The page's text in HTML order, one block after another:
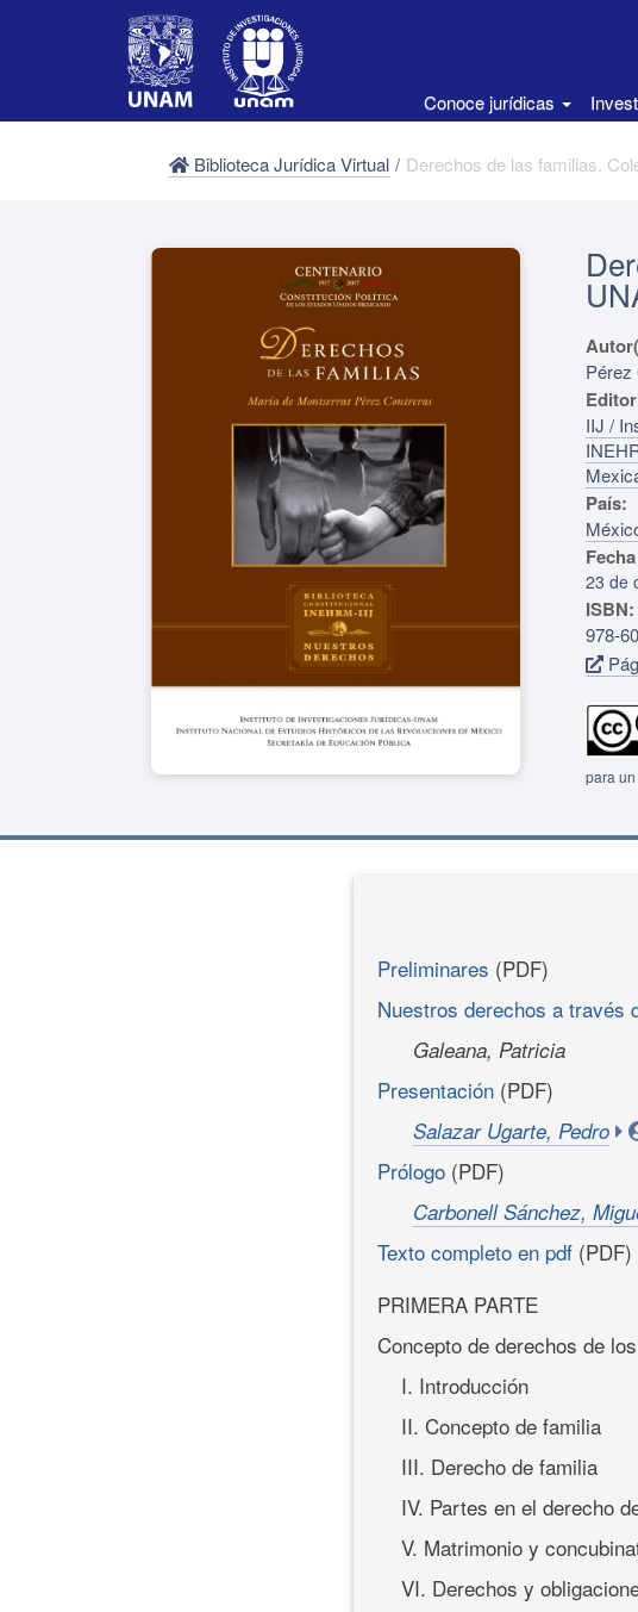
Conoce jurídicas
Biblioteca Jurídica Virtual / Derechos de las familias.
Pérez
IIJ /
País:
23 de
ISBN:
978-
para
Preliminares (PDF)
Nuestros derechos a través
Galeana, Patricia
Presentación (PDF)
Salazar Ugarte, Pedro
Prólogo (PDF)
Carbonell Sánchez,
Texto completo en pdf (PDF)
PRIMERA PARTE
Concepto de derechos de
I. Introducción
II. Concepto de familia
III. Derecho de familia
IV. Partes en el derecho
V. Matrimonio y
VI. Derechos y